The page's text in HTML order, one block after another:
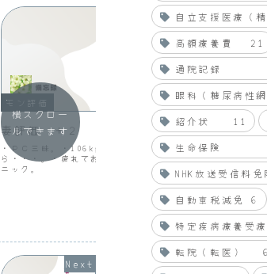
モン評価
妻評価 ＋２
・ＰＣ三昧。・106kg。あら
ら・・・。・疲れてお昼寝。・明日クリ
ニック。
2008.05.16
モン評価
妻評価＋
なのかな
・少ーしは動
思考かな。・混
横スクロー
ルできます
自立支援医療（精
高額療養費
21
通院記録
眼科（糖尿病性網
紹介状
11
生命保険
NHK放送受信料免
自動車税減免
6
特定疾病療養受
転院（転医）
6